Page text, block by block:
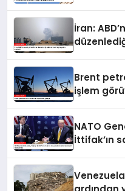
İran:
Brent
işlem
NATO
İttifak’ın